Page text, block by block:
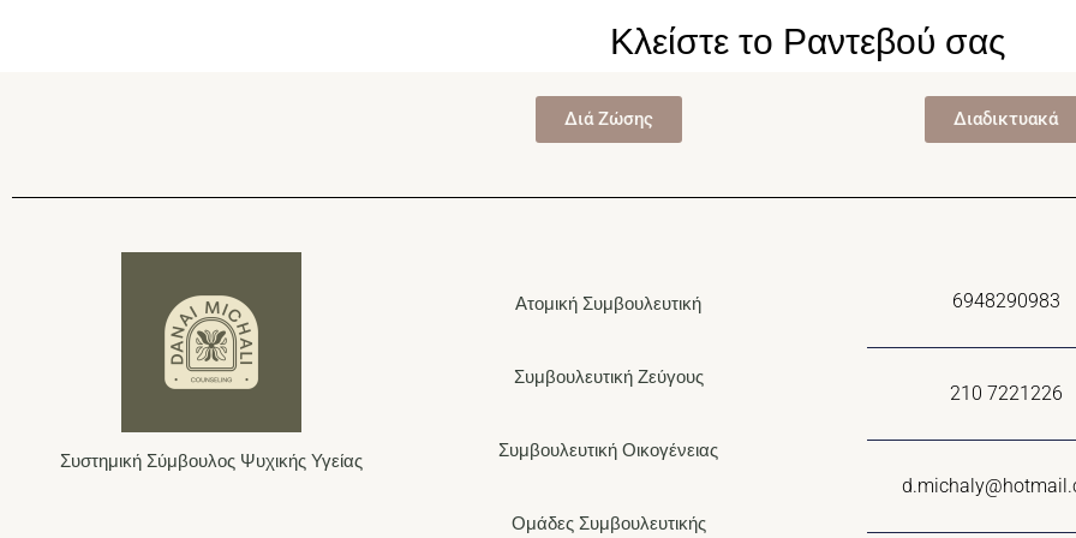
Κλείστε το Ραντεβού σας
Διά Ζώσης Διαδικτυακά
Συστημική Σύμβουλος Ψυχικής Υγείας
Ατομική Συμβουλευτική
Συμβουλευτική Ζεύγους
Συμβουλευτική Οικογένειας
Ομάδες Συμβουλευτικής
6948290983
210 7221226